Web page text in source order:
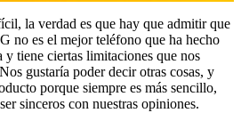
la verdad es que hay que admitir que
no es el mejor teléfono que ha hecho
y tiene ciertas limitaciones que nos
gustaría poder decir otras cosas, y
porque siempre es más sencillo,
sinceros con nuestras opiniones.